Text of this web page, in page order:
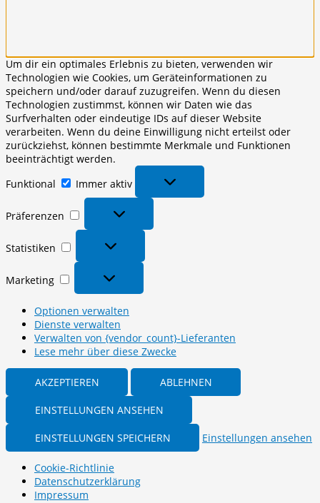
Um dir ein optimales Erlebnis zu bieten, verwenden wir
Technologien wie Cookies, um Geräteinformationen zu
speichern und/oder darauf zuzugreifen. Wenn du diesen
Technologien zustimmst, können wir Daten wie das
Surfverhalten oder eindeutige IDs auf dieser Website
verarbeiten. Wenn du deine Einwilligung nicht erteilst oder
zurückziehst, können bestimmte Merkmale und Funktionen
beeinträchtigt werden.
Funktional
Immer aktiv
Präferenzen
Präferenzen
Statistiken
Statistiken
Marketing
Marketing
Optionen verwalten
Dienste verwalten
Verwalten von {vendor_count}-Lieferanten
Lese mehr über diese Zwecke
AKZEPTIEREN ABLEHNEN
EINSTELLUNGEN ANSEHEN
EINSTELLUNGEN SPEICHERN Einstellungen ansehen
Cookie-Richtlinie
Datenschutzerklärung
Impressum